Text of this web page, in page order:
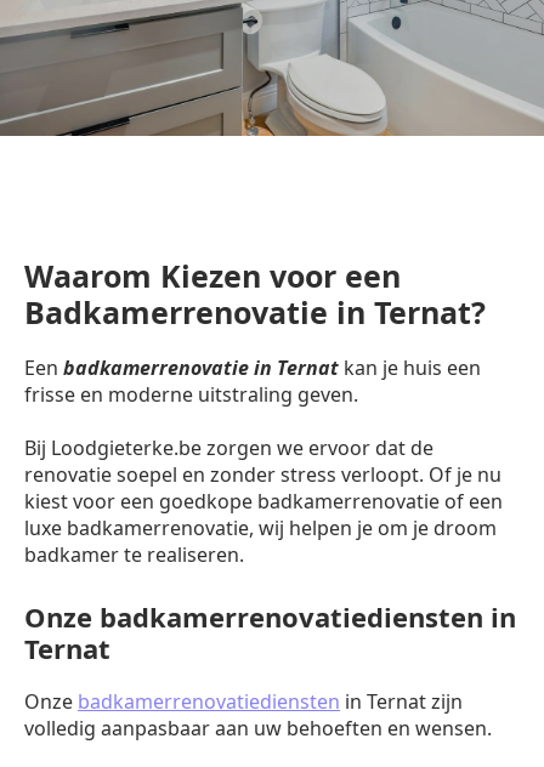
Waarom Kiezen voor een
Badkamerrenovatie in Ternat?
Een badkamerrenovatie in Ternat kan je huis een
frisse en moderne uitstraling geven.
Bij Loodgieterke.be zorgen we ervoor dat de
renovatie soepel en zonder stress verloopt. Of je nu
kiest voor een goedkope badkamerrenovatie of een
luxe badkamerrenovatie, wij helpen je om je droom
badkamer te realiseren.
Onze badkamerrenovatiediensten in
Ternat
Onze badkamerrenovatiediensten in Ternat zijn
volledig aanpasbaar aan uw behoeften en wensen.